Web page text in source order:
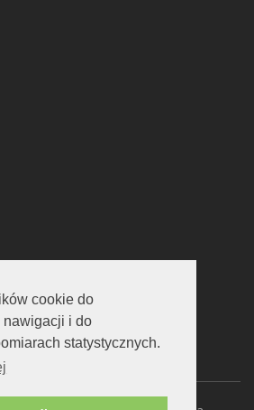
cookie do
i do
statystycznych.